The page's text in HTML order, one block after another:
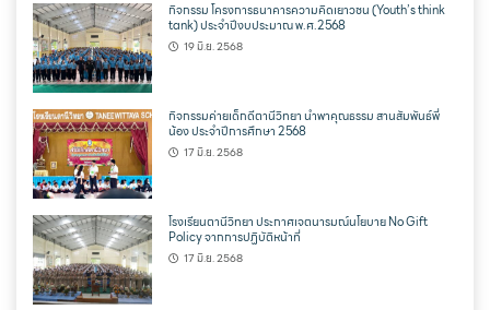
กิจกรรม โครงการธนาคารความคิดเยาวชน (Youth’s think
tank) ประจำปีงบประมาณ พ.ศ.2568
19 มิ.ย. 2568
กิจกรรมค่ายเด็กดีตานีวิทยา นำพาคุณธรรม สานสัมพันธ์พี่
น้อง ประจำปีการศึกษา 2568
17 มิ.ย. 2568
โรงเรียนตานีวิทยา ประกาศเจตนารมณ์นโยบาย No Gift
Policy จากการปฏิบัติหน้าที่
17 มิ.ย. 2568